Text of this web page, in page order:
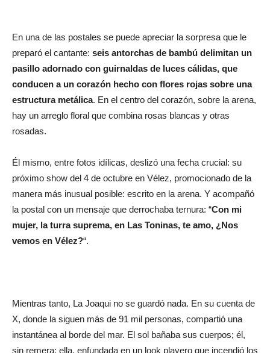
En una de las postales se puede apreciar la sorpresa que le
preparó el cantante: seis antorchas de bambú delimitan un
pasillo adornado con guirnaldas de luces cálidas, que
conducen a un corazón hecho con flores rojas sobre una
estructura metálica. En el centro del corazón, sobre la arena,
hay un arreglo floral que combina rosas blancas y otras
rosadas.
Él mismo, entre fotos idílicas, deslizó una fecha crucial: su
próximo show del 4 de octubre en Vélez, promocionado de la
manera más inusual posible: escrito en la arena. Y acompañó
la postal con un mensaje que derrochaba ternura: “Con mi
mujer, la turra suprema, en Las Toninas, te amo, ¿Nos
vemos en Vélez?“.
Mientras tanto, La Joaqui no se guardó nada. En su cuenta de
X, donde la siguen más de 91 mil personas, compartió una
instantánea al borde del mar. El sol bañaba sus cuerpos; él,
sin remera; ella, enfundada en un look playero que incendió los